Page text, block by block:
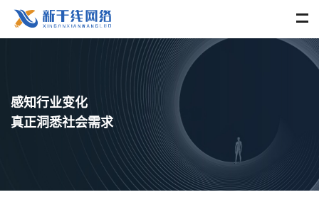
感知行业变化
真正洞悉社会需求